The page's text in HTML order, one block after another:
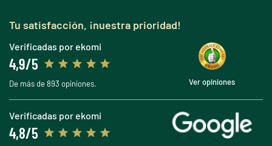
Tu satisfacción, ¡nuestra prioridad!
Verificadas por ekomi
4,9/5
De más de 893 opiniones. Ver opiniones
Verificadas por ekomi
4,8/5